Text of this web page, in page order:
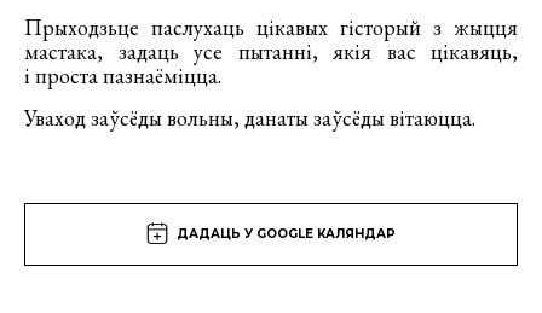
Прыходзьце паслухаць цікавых гісторый з жыцця
мастака, задаць усе пытанні, якія вас цікавяць,
і проста пазнаёміцца.
Уваход заўсёды вольны, данаты заўсёды вітаюцца.
ДАДАЦЬ У GOOGLE КАЛЯНДАР